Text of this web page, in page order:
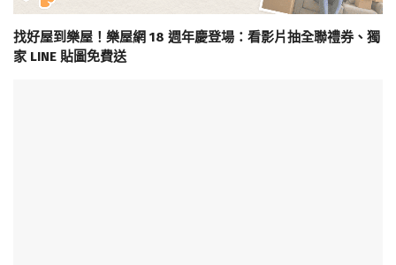
找好屋到樂屋！樂屋網 18 週年慶登場：看影片抽全聯禮券、獨
家 LINE 貼圖免費送